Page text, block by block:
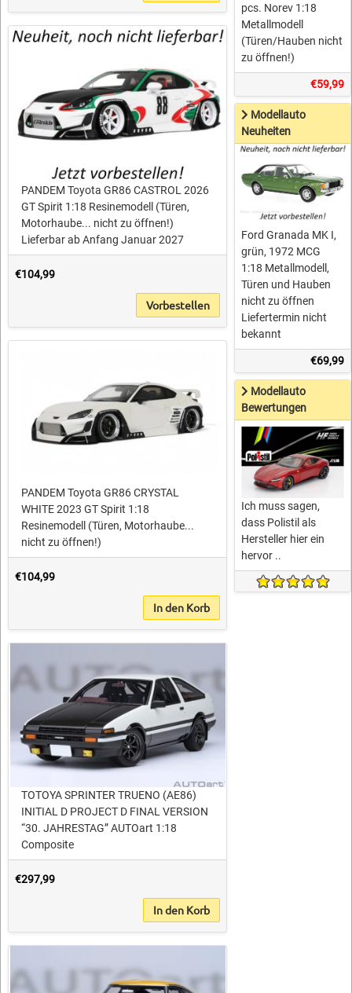
PANDEM Toyota GR86 CASTROL 2026
GT Spirit 1:18 Resinemodell (Türen,
Motorhaube... nicht zu öffnen!)
Lieferbar ab Anfang Januar 2027
€104,99
Vorbestellen
PANDEM Toyota GR86 CRYSTAL
WHITE 2023 GT Spirit 1:18
Resinemodell (Türen, Motorhaube...
nicht zu öffnen!)
€104,99
In den Korb
TOTOYA SPRINTER TRUENO (AE86)
INITIAL D PROJECT D FINAL VERSION
“30. JAHRESTAG” AUTOart 1:18
Composite
€297,99
In den Korb
pcs. Norev 1:18
Metallmodell
(Türen/Hauben nicht
zu öffnen!)
€59,99
Modellauto
Neuheiten
Ford Granada MK I,
grün, 1972 MCG
1:18 Metallmodell,
Türen und Hauben
nicht zu öffnen
Liefertermin nicht
bekannt
€69,99
Modellauto
Bewertungen
Ich muss sagen,
dass Polistil als
Hersteller hier ein
hervor ..